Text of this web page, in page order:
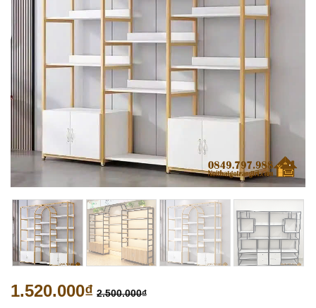
1.520.000₫ 2.500.000₫